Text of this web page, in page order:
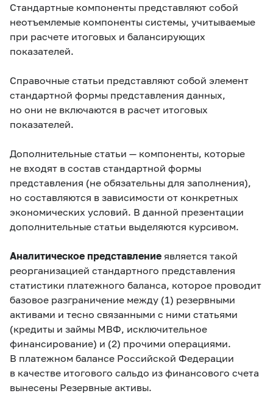
Стандартные компоненты представляют собой
неотъемлемые компоненты системы, учитываемые
при расчете итоговых и балансирующих
показателей.
Справочные статьи представляют собой элемент
стандартной формы представления данных,
но они не включаются в расчет итоговых
показателей.
Дополнительные статьи — компоненты, которые
не входят в состав стандартной формы
представления (не обязательны для заполнения),
но составляются в зависимости от конкретных
экономических условий. В данной презентации
дополнительные статьи выделяются курсивом.
Аналитическое представление является такой
реорганизацией стандартного представления
статистики платежного баланса, которое проводит
базовое разграничение между (1) резервными
активами и тесно связанными с ними статьями
(кредиты и займы МВФ, исключительное
финансирование) и (2) прочими операциями.
В платежном балансе Российской Федерации
в качестве итогового сальдо из финансового счета
вынесены Резервные активы.